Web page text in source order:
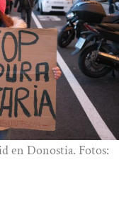
en Donostia. Fotos: